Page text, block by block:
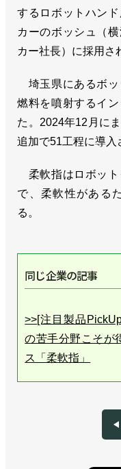
するロボットハン
カーのボッシュ（
カー社長）に採用さ
埼玉県にあるボッ
燃料を噴射するイ
た。2024年12月に
追加で51工程に導入
柔軟指はロボット
で、柔軟性がある
る。
同じ企業の記事
>>[注目製品
の苦手分野こそが
ス「柔軟指」